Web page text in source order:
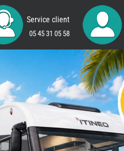
Service client
05 45 31 05 58